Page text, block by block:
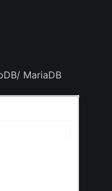
MariaDB